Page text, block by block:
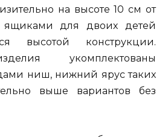
на высоте 10 см от
для двоих детей
высотой конструкции.
укомплектованы
ниш, нижний ярус таких
выше вариантов без